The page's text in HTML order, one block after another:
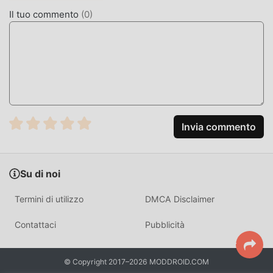
MOD. UNICA
processo di accumulazione inevitabilmente far sentire le
persone stanche, ma ora l'emergere delle mod ha riscritto
questa situazione. Qui, non è necessario spendere la
omettere questo processo, aiutandoti così a concentrarti
SCARICA ORA
Basta fare clic sul pulsante di download per installare l'APP
moddroid, puoi scaricare direttamente la versione mod
Il tuo commento (0)
Invia commento
Su di noi
Termini di utilizzo DMCA Disclaimer
Contattaci Pubblicità
© Copyright 2017–2026 MODDROID.COM